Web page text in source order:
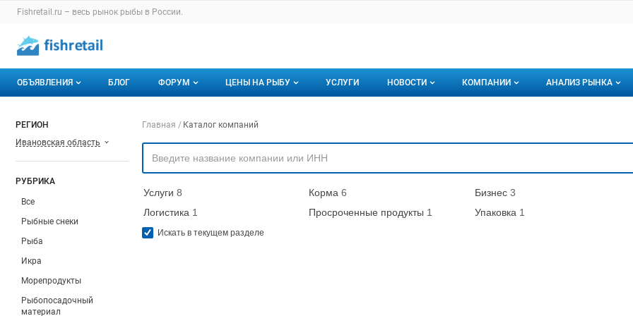
Раздел навигации по сайту fishretail.ru
Fishretail.ru – весь рынок рыбы в России.
Авторизация и меню пользователя
Навигация по разделам сайта fishretail.ru
ОБЪЯВЛЕНИЯ
Горячее предложение
БЛОГ ФОРУМ
Избранные
С моим участием
ЦЕНЫ НА РЫБУ
Актуальные мониторинги
Динамика цен
УСЛУГИ НОВОСТИ КОМПАНИИ
О каталоге компаний
Премиум размещение
АНАЛИЗ РЫНКА
Подписаться на
РЕГИОН
Ивановская область
РУБРИКА
Все
Рыбные снеки
Рыба
Икра
Морепродукты
Рыбопосадочный
материал
Навигация по компаниям
Главная Каталог компаний
Услуги 8 Корма 6 Бизнес 3
Логистика 1 Просроченные продукты 1 Упаковка 1
Искать в текущем разделе